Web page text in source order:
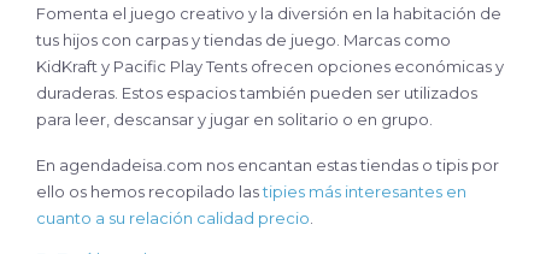
Fomenta el juego creativo y la diversión en la habitación de
tus hijos con carpas y tiendas de juego. Marcas como
KidKraft y Pacific Play Tents ofrecen opciones económicas y
duraderas. Estos espacios también pueden ser utilizados
para leer, descansar y jugar en solitario o en grupo.
En agendadeisa.com nos encantan estas tiendas o tipis por
ello os hemos recopilado lastipies más interesantes en
cuanto a su relación calidad precio